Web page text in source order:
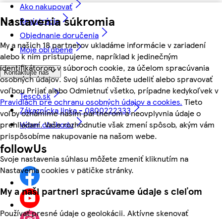
Nastavenia súkromia
My a našich 18 partnerov ukladáme informácie v zariadení
alebo k nim pristupujeme, napríklad k jedinečným
identifikátorom v súboroch cookie, za účelom spracúvania
osobných údajov. Svoj súhlas môžete udeliť alebo spravovať
voľbou Prijať alebo Odmietnuť všetko, prípadne kedykoľvek v
Pravidlách pre ochranu osobných údajov a cookies. Tieto
voľby oznámime našim partnerom a neovplyvnia údaje o
prehliadaní. Vaše rozhodnutie však zmení spôsob, akým vám
prispôsobíme nakupovanie na našom webe.
Svoje nastavenia súhlasu môžete zmeniť kliknutím na
Nastavenia cookies v pätičke stránky.
My a naši partneri spracúvame údaje s cieľom
Používať presné údaje o geolokácii. Aktívne skenovať
Ako nakupovať
Registrácia
Objednanie doručenia
Moje obľúbené
Kontaktujte nás
Tesco.sk
Zákaznícka linka - 0800222333
Výber obchodu
followUs